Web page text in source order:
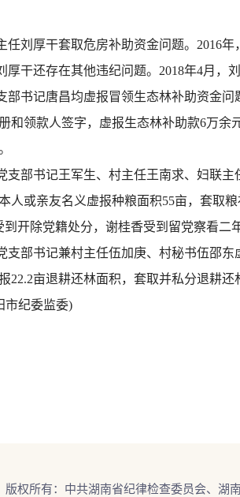
刘厚干套取危房补助资金问题。2016
厚干还存在其他违纪问题。2018年4月，
书记唐昌均虚报冒领生态林补助资金问
和领款人签字，虚报生态林补助款6万
部书记王军生、村主任王南求、妇联
人或亲友名义虚报种粮面积55亩，套取
开除党籍处分，谢桂香受到留党察看二
部书记兼村主任伍加庚、村秘书伍邵
22.2亩退耕还林面积，套取并私分退耕
市纪委监委)
版权所有：中共湖南省纪律检查委员会、湖